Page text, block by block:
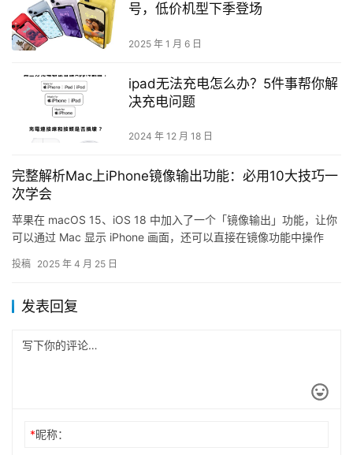
号，低价机型下季登场
2025 年 1 月 6 日
ipad无法充电怎么办？5件事帮你解
决充电问题
2024 年 12 月 18 日
完整解析Mac上iPhone镜像输出功能：必用10大技巧一
次学会
苹果在 macOS 15、iOS 18 中加入了一个「镜像输出」功能，让你
可以通过 Mac 显示 iPhone 画面，还可以直接在镜像功能中操作
投稿 2025 年 4 月 25 日
发表回复
*昵称：